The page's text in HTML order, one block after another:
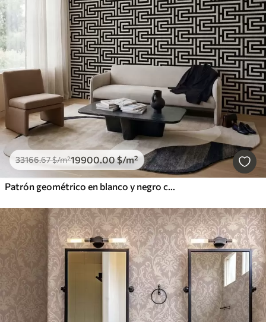
33166.67$/m²19900.00$/m²
Patrón geométrico en blanco y negro con forma de laberinto